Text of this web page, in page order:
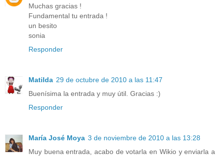
Muchas gracias !
Fundamental tu entrada !
un besito
sonia
Responder
Matilda 29 de octubre de 2010 a las 11:47
Buenísima la entrada y muy útil. Gracias :)
Responder
María José Moya 3 de noviembre de 2010 a las 13:28
Muy buena entrada, acabo de votarla en Wikio y enviarla a